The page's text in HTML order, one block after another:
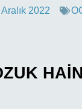
2022